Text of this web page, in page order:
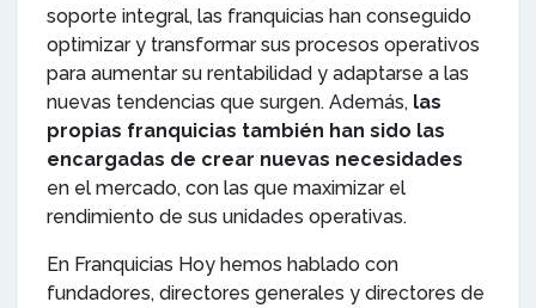
soporte integral, las franquicias han conseguido
optimizar y transformar sus procesos operativos
para aumentar su rentabilidad y adaptarse a las
nuevas tendencias que surgen. Además, las
propias franquicias también han sido las
encargadas de crear nuevas necesidades
en el mercado, con las que maximizar el
rendimiento de sus unidades operativas.
En Franquicias Hoy hemos hablado con
fundadores, directores generales y directores de